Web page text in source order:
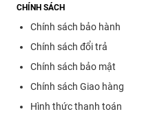
CHÍNH SÁCH
Chính sách bảo hành
Chính sách đổi trả
Chính sách bảo mật
Chính sách Giao hàng
Hình thức thanh toán